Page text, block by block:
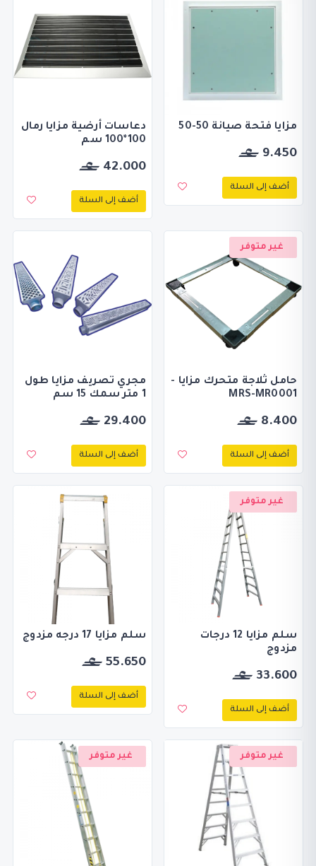
مزايا فتحة صيانة 50-50
9.450
أضف إلى السلة
دعاسات أرضية مزايا رمال
100*100 سم
42.000
أضف إلى السلة
غير متوفر
حامل ثلاجة متحرك مزايا -
MRS-MR0001
8.400
أضف إلى السلة
مجري تصريف مزايا طول
1 متر سمك 15 سم
29.400
أضف إلى السلة
غير متوفر
سلم مزايا 12 درجات
مزدوج
33.600
أضف إلى السلة
سلم مزايا 17 درجه مزدوج
55.650
أضف إلى السلة
غير متوفر غير متوفر